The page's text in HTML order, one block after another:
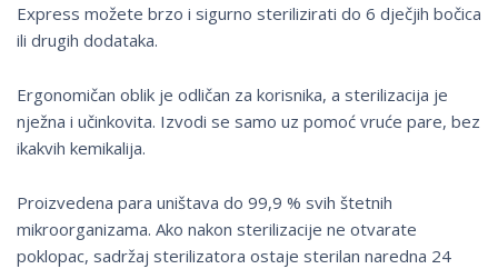
Express možete brzo i sigurno sterilizirati do 6 dječjih bočica
ili drugih dodataka.
Ergonomičan oblik je odličan za korisnika, a sterilizacija je
nježna i učinkovita. Izvodi se samo uz pomoć vruće pare, bez
ikakvih kemikalija.
Proizvedena para uništava do 99,9 % svih štetnih
mikroorganizama. Ako nakon sterilizacije ne otvarate
poklopac, sadržaj sterilizatora ostaje sterilan naredna 24